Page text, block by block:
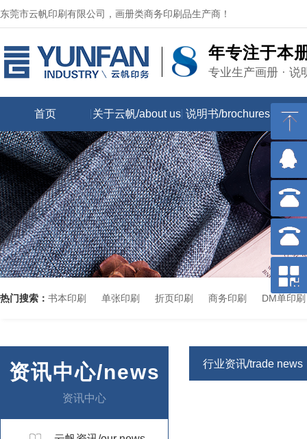
东莞市云帆印刷有限公司，画册类商务印刷品生产商！
年专注于本
专业生产画册 ·
首页 关于云帆/about us 说明书/brochures 画
热门搜索： 书本印刷 单张印刷 折页印刷 商务印刷 DM单印刷
资讯中心/news
资讯中心
行业资讯/trade news